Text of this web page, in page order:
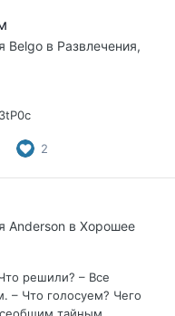
Belgo в Развлечения,
2
Anderson в Хорошее
решили? – Все
– Что голосуем? Чего
тайным...